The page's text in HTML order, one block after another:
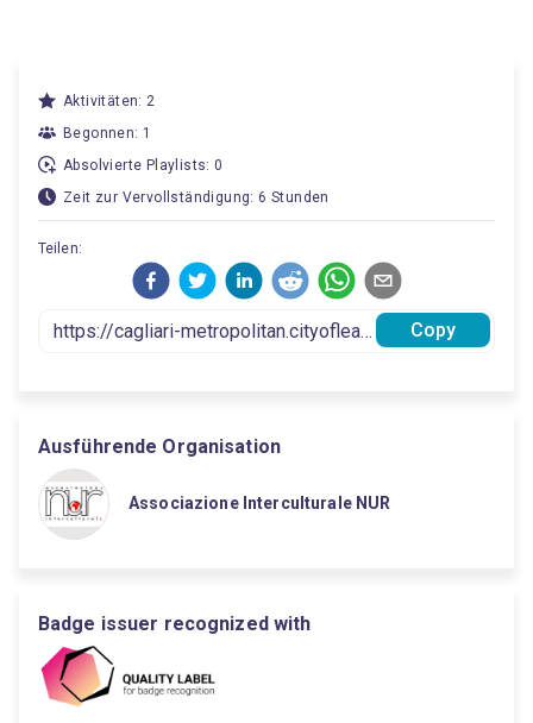
Aktivitäten: 2
Begonnen: 1
Absolvierte Playlists: 0
Zeit zur Vervollständigung: 6 Stunden
Teilen:
Copy
Ausführende Organisation
Associazione Interculturale NUR
Badge issuer recognized with